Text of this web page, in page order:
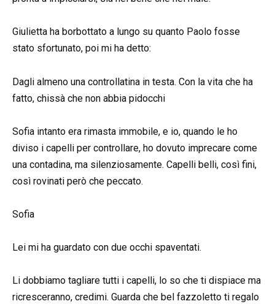
Giulietta ha borbottato a lungo su quanto Paolo fosse
stato sfortunato, poi mi ha detto:
Dagli almeno una controllatina in testa. Con la vita che ha
fatto, chissà che non abbia pidocchi
Sofia intanto era rimasta immobile, e io, quando le ho
diviso i capelli per controllare, ho dovuto imprecare come
una contadina, ma silenziosamente. Capelli belli, così fini,
così rovinati però che peccato.
Sofia
Lei mi ha guardato con due occhi spaventati.
Li dobbiamo tagliare tutti i capelli, lo so che ti dispiace ma
ricresceranno, credimi. Guarda che bel fazzoletto ti regalo